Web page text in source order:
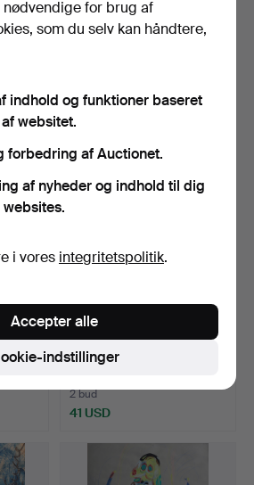
jul
HENRI REITER. Udsigt over
Markuspladsen, V…
64 USD
Bl…
jul
ERNESTO CARRATALÁ
REY (1918-2015). Balmes-…
Opnåede hammerslag 27 jul
2 bud
41 USD
for brug af
som du selv kan håndtere,
indhold og funktioner baseret
websitet.
forbedring af Auctionet.
af nyheder og indhold til dig
i vores integritetspolitik.
indstillinger
Accepter alle